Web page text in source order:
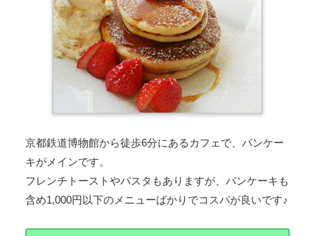
京都鉄道博物館から徒歩6分にあるカフェで、パンケー
キがメインです。
フレンチトーストやパスタもありますが、パンケーキも
含め1,000円以下のメニューばかりでコスパが良いです♪